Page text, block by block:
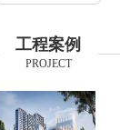
工程案例
PROJECT